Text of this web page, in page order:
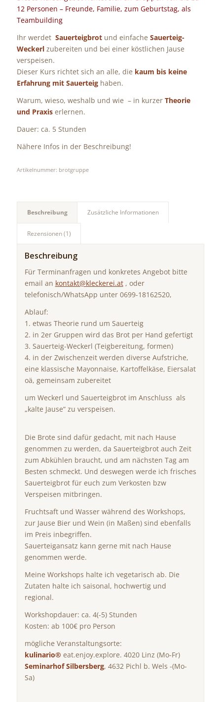
12 Personen – Freunde, Familie, zum Geburtstag, als
Teambuilding
Ihr werdet Sauerteigbrotund einfache Sauerteig-
Weckerlzubereiten und bei einer köstlichen Jause
verspeisen.
Dieser Kurs richtet sich an alle, die kaum bis keine
Erfahrung mit Sauerteighaben.
Warum, wieso, weshalb und wie – in kurzer Theorie
und Praxiserlernen.
Dauer: ca. 5 Stunden
Nähere Infos in der Beschreibung!
Artikelnummer: brotgruppe
Beschreibung Zusätzliche Informationen
Rezensionen (1)
Beschreibung
Für Terminanfragen und konkretes Angebot bitte
email an kontakt@kleckerei.at, oder
telefonisch/WhatsApp unter 0699-18162520,
Ablauf:
1. etwas Theorie rund um Sauerteig
2. in 2er Gruppen wird das Brot per Hand gefertigt
3. Sauerteig-Weckerl (Teigbereitung, formen)
4. in der Zwischenzeit werden diverse Aufstriche,
eine klassische Mayonnaise, Kartoffelkäse, Eiersalat
oä, gemeinsam zubereitet
um Weckerl und Sauerteigbrot im Anschluss als
„kalte Jause“ zu verspeisen.
Die Brote sind dafür gedacht, mit nach Hause
genommen zu werden, da Sauerteigbrot auch Zeit
zum Abkühlen braucht, und am nächsten Tag am
Besten schmeckt. Und deswegen werde ich frisches
Sauerteigbrot für euch zum Verkosten bzw
Verspeisen mitbringen.
Fruchtsaft und Wasser während des Workshops,
zur Jause Bier und Wein (in Maßen) sind ebenfalls
im Preis inbegriffen.
Sauerteigansatz kann gerne mit nach Hause
genommen werde.
Meine Workshops halte ich vegetarisch ab. Die
Zutaten halte ich saisonal, hochwertig und
regional.
Workshopdauer: ca. 4(-5) Stunden
Kosten: ab 100€ pro Person
mögliche Veranstaltungsorte:
kulinario® eat.enjoy.explore. 4020 Linz (Mo-Fr)
Seminarhof Silbersberg, 4632 Pichl b. Wels -(Mo-
Sa)